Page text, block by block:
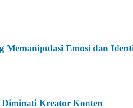
Memanipulasi Emosi dan
Kreator Konten